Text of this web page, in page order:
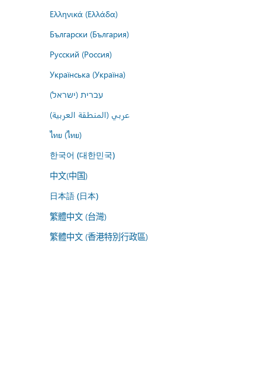
Ελληνικά (Ελλάδα)
Български (България)
Русский (Россия)
Українська (Україна)
עברית (ישראל)
عربي (المنطقة العربية)
ไทย (ไทย)
한국어 (대한민국)
中文(中国)
日本語 (日本)
繁體中文 (台灣)
繁體中文 (香港特別行政區)